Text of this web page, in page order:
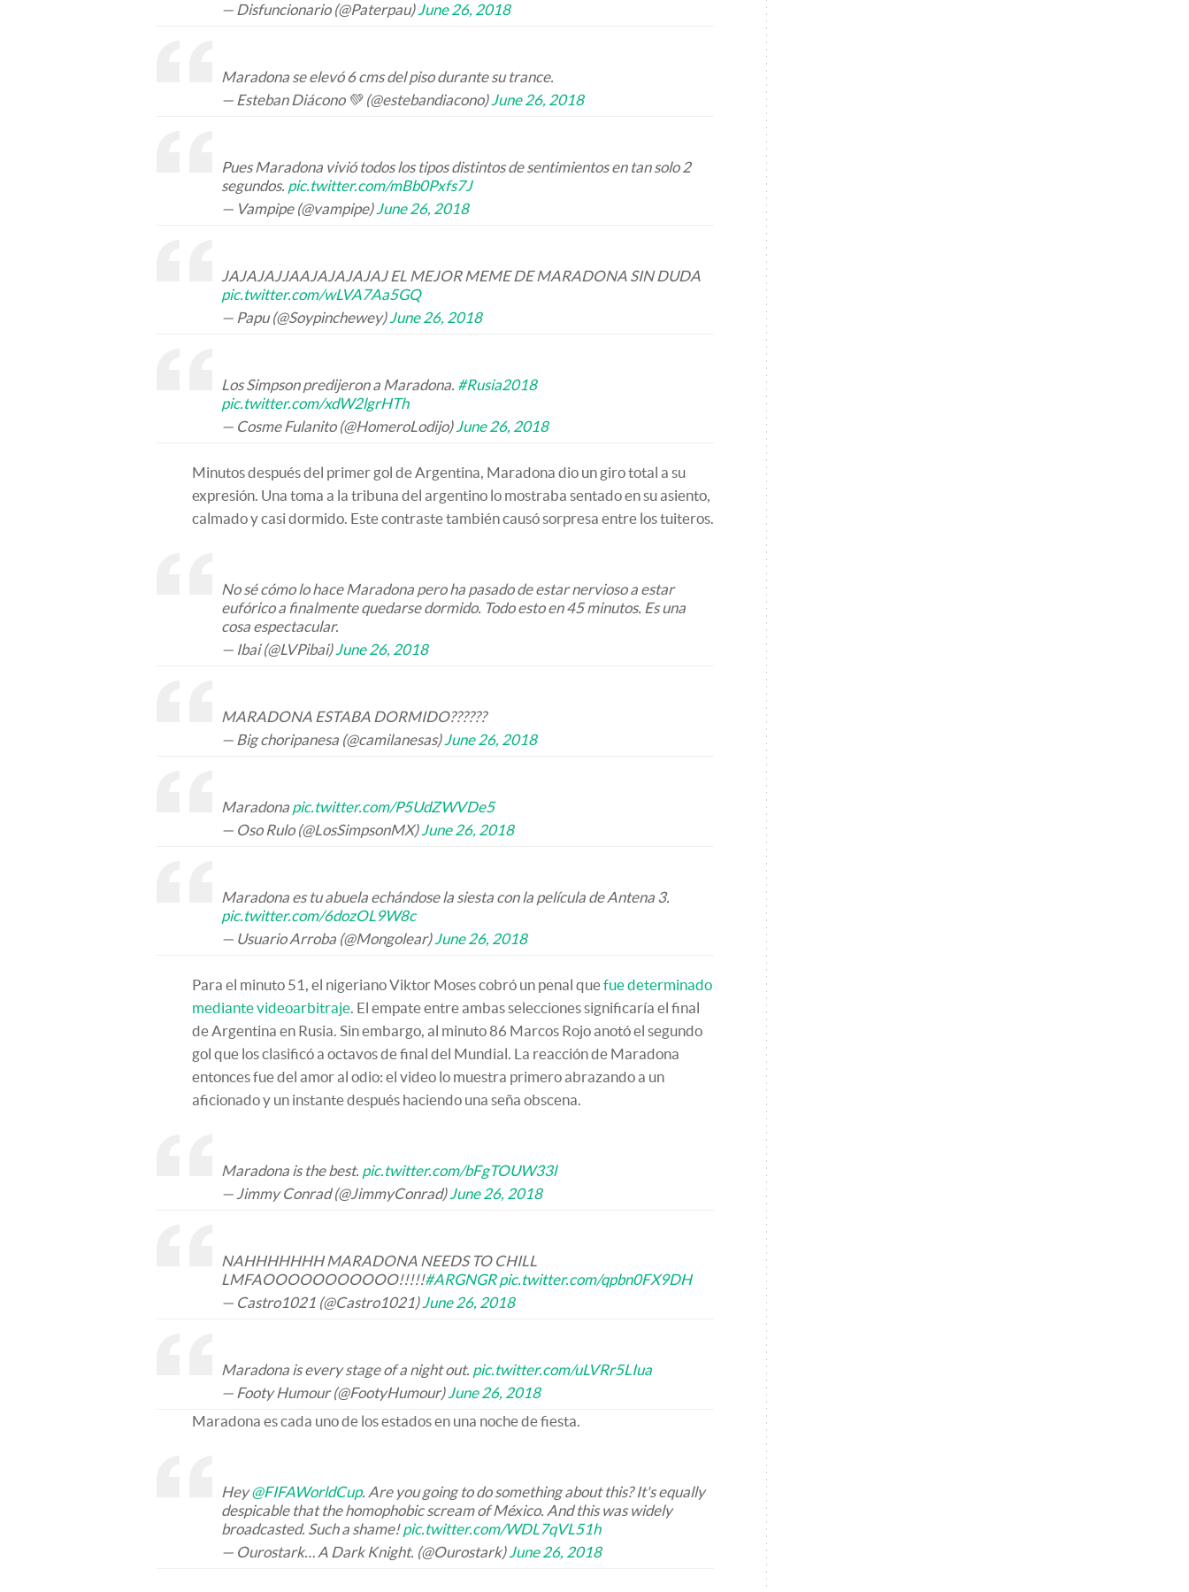
— Disfuncionario (@Paterpau)June 26, 2018
Maradona se elevó 6 cms del piso durante su trance.
— Esteban Diácono 💚 (@estebandiacono)June 26, 2018
Pues Maradona vivió todos los tipos distintos de sentimientos en tan solo 2
segundos. pic.twitter.com/mBb0Pxfs7J
— Vampipe (@vampipe)June 26, 2018
JAJAJAJJAAJAJAJAJAJ EL MEJOR MEME DE MARADONA SIN DUDA
pic.twitter.com/wLVA7Aa5GQ
— Papu (@Soypinchewey)June 26, 2018
Los Simpson predijeron a Maradona. #Rusia2018
pic.twitter.com/xdW2lgrHTh
— Cosme Fulanito (@HomeroLodijo)June 26, 2018
Minutos después del primer gol de Argentina, Maradona dio un giro total a su
expresión. Una toma a la tribuna del argentino lo mostraba sentado en su asiento,
calmado y casi dormido. Este contraste también causó sorpresa entre los tuiteros.
No sé cómo lo hace Maradona pero ha pasado de estar nervioso a estar
eufórico a finalmente quedarse dormido. Todo esto en 45 minutos. Es una
cosa espectacular.
— Ibai (@LVPibai)June 26, 2018
MARADONA ESTABA DORMIDO??????
— Big choripanesa (@camilanesas)June 26, 2018
Maradona pic.twitter.com/P5UdZWVDe5
— Oso Rulo (@LosSimpsonMX)June 26, 2018
Maradona es tu abuela echándose la siesta con la película de Antena 3.
pic.twitter.com/6dozOL9W8c
— Usuario Arroba (@Mongolear)June 26, 2018
Para el minuto 51, el nigeriano Viktor Moses cobró un penal quefue determinado
mediante videoarbitraje. El empate entre ambas selecciones significaría el final
de Argentina en Rusia. Sin embargo, al minuto 86 Marcos Rojo anotó el segundo
gol que los clasificó a octavos de final del Mundial. La reacción de Maradona
entonces fue del amor al odio: el video lo muestra primero abrazando a un
aficionado y un instante después haciendo una seña obscena.
Maradona is the best. pic.twitter.com/bFgTOUW33l
— Jimmy Conrad (@JimmyConrad)June 26, 2018
NAHHHHHHH MARADONA NEEDS TO CHILL
LMFAOOOOOOOOOOO!!!!!#ARGNGR pic.twitter.com/qpbn0FX9DH
— Castro1021 (@Castro1021)June 26, 2018
Maradona is every stage of a night out. pic.twitter.com/uLVRr5LIua
— Footy Humour (@FootyHumour)June 26, 2018
Maradona es cada uno de los estados en una noche de fiesta.
Hey@FIFAWorldCup. Are you going to do something about this? It's equally
despicable that the homophobic scream of México. And this was widely
broadcasted. Such a shame!pic.twitter.com/WDL7qVL51h
— Ourostark… A Dark Knight. (@Ourostark)June 26, 2018